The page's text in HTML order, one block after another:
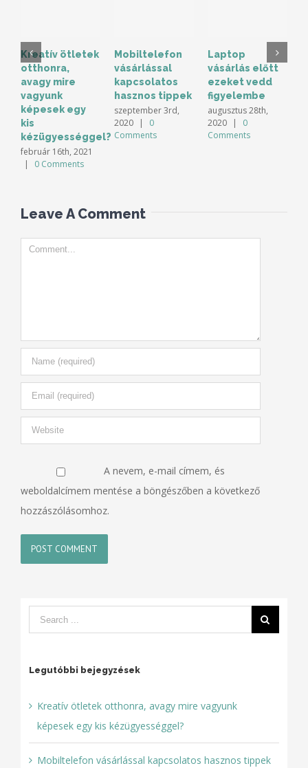
Kreatív ötletek
otthonra,
avagy mire
vagyunk
képesek egy
kis
kézügyességgel?
február 16th, 2021
|
0 Comments
Mobiltelefon
vásárlással
kapcsolatos
hasznos tippek
szeptember 3rd,
2020
|
0
Comments
Laptop
vásárlás előtt
ezeket vedd
figyelembe
augusztus 28th,
2020
|
0
Comments
Leave A Comment
Comment
A nevem, e-mail címem, és
weboldalcímem mentése a böngészőben a következő
hozzászólásomhoz.
Legutóbbi bejegyzések
Kreatív ötletek otthonra, avagy mire vagyunk
képesek egy kis kézügyességgel?
Mobiltelefon vásárlással kapcsolatos hasznos tippek